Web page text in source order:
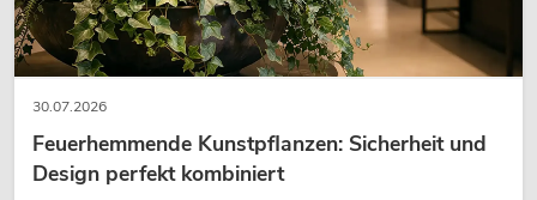
30.07.2026
Feuerhemmende Kunstpflanzen: Sicherheit und
Design perfekt kombiniert